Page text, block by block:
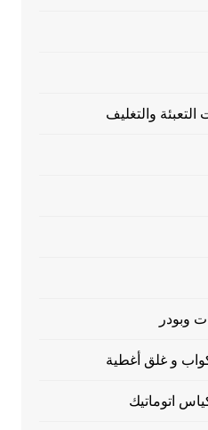
والتغليف
وبودر
و غلق أغطية
اتوماتيك